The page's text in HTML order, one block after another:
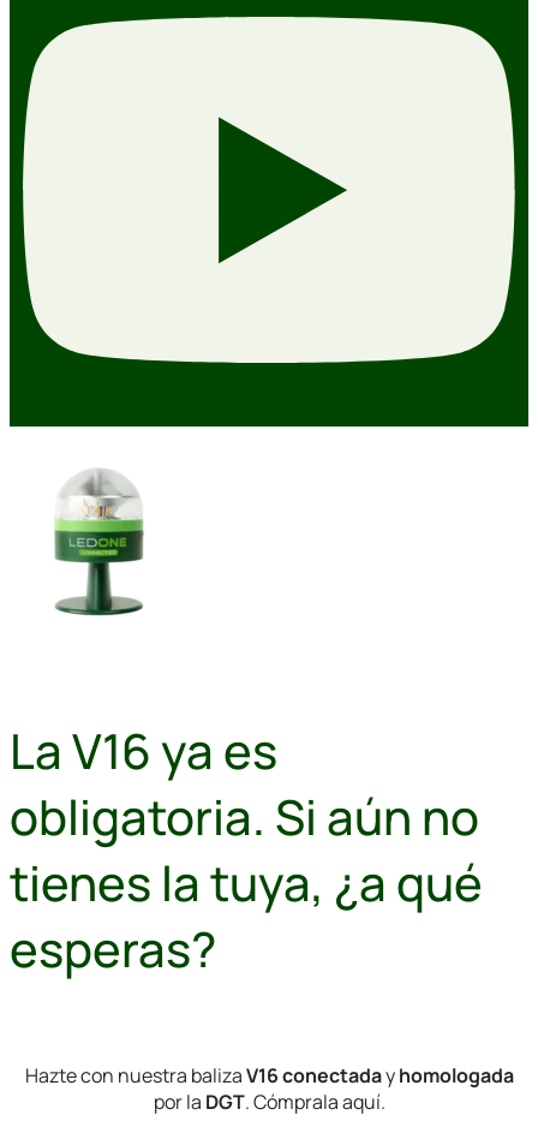
La V16 ya es
obligatoria. Si aún no
tienes la tuya, ¿a qué
esperas?
Hazte con nuestra balizaV16conectadayhomologada
por la DGT. Cómprala aquí.